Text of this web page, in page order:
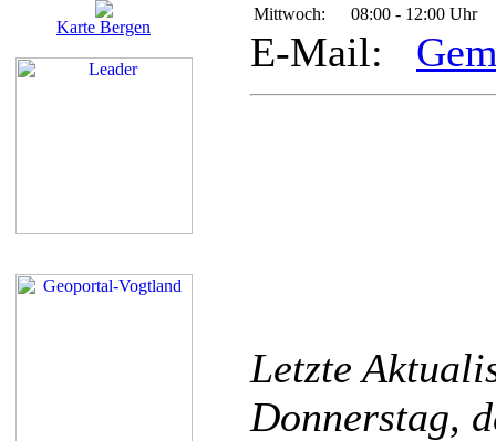
Karte Bergen
Mittwoch:
08:00 - 12:00 Uhr
E-Mail:
Letzte
Donnerstag,